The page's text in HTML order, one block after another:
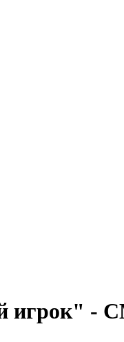
игрок" -